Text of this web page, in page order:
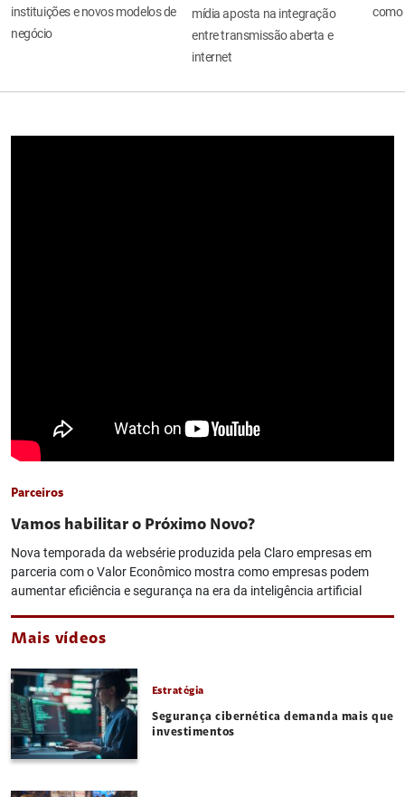
instituições e novos modelos de
negócio
mídia aposta na integração
entre transmissão aberta e
internet
como
Parceiros
Vamos habilitar o Próximo Novo?
Nova temporada da websérie produzida pela Claro empresas em
parceria com o Valor Econômico mostra como empresas podem
aumentar eficiência e segurança na era da inteligência artificial
Mais vídeos
Estratégia
Segurança cibernética demanda mais que
investimentos